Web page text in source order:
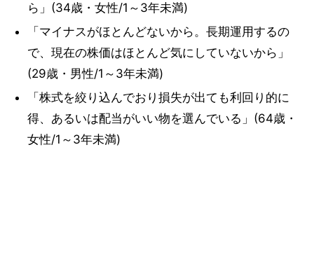
ら」(34歳・女性/1～3年未満)
「マイナスがほとんどないから。長期運用するの
で、現在の株価はほとんど気にしていないから」
(29歳・男性/1～3年未満)
「株式を絞り込んでおり損失が出ても利回り的に
得、あるいは配当がいい物を選んでいる」(64歳・
女性/1～3年未満)